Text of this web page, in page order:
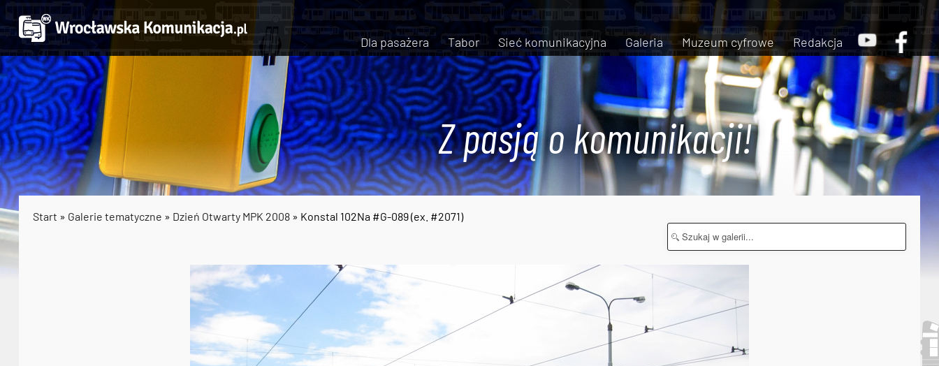
Dla pasażera Tabor Sieć komunikacyjna Galeria Muzeum cyfrowe Redakcja
Z pasją o komunikacji!
Start » Galerie tematyczne » Dzień Otwarty MPK 2008 » Konstal 102Na #G-089 (ex. #2071)